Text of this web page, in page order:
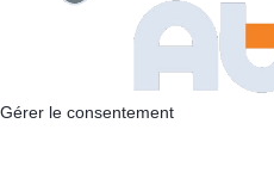
Gérer le consentement